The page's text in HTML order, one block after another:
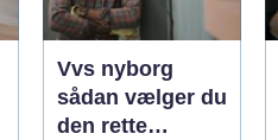
Vvs nyborg
sådan vælger du
den rette